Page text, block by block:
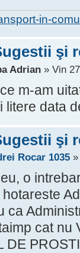
in-
şi
Adrian» Vin
m-am
litere data
şi
Rocar 1035»
o
hotareste
ca
cat nu
DE